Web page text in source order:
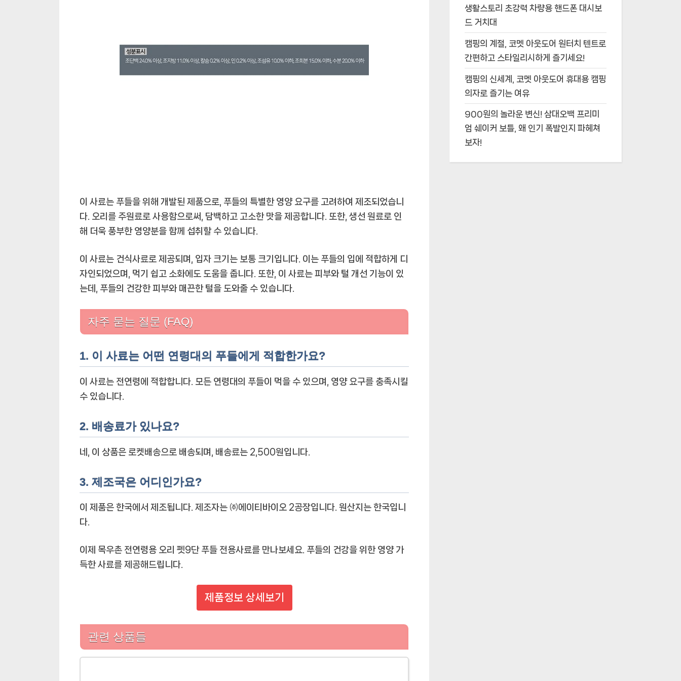
이 사료는 푸들을 위해 개발된 제품으로, 푸들의 특별한 영양 요구를 고려하여 제조되었습니
다. 오리를 주원료로 사용함으로써, 담백하고 고소한 맛을 제공합니다. 또한, 생선 원료로 인
해 더욱 풍부한 영양분을 함께 섭취할 수 있습니다.
이 사료는 건식사료로 제공되며, 입자 크기는 보통 크기입니다. 이는 푸들의 입에 적합하게 디
자인되었으며, 먹기 쉽고 소화에도 도움을 줍니다. 또한, 이 사료는 피부와 털 개선 기능이 있
는데, 푸들의 건강한 피부와 매끈한 털을 도와줄 수 있습니다.
자주 묻는 질문 (FAQ)
1. 이 사료는 어떤 연령대의 푸들에게 적합한가요?
이 사료는 전연령에 적합합니다. 모든 연령대의 푸들이 먹을 수 있으며, 영양 요구를 충족시킬
수 있습니다.
2. 배송료가 있나요?
네, 이 상품은 로켓배송으로 배송되며, 배송료는 2,500원입니다.
3. 제조국은 어디인가요?
이 제품은 한국에서 제조됩니다. 제조자는 ㈜에이티바이오 2공장입니다. 원산지는 한국입니
다.
이제 목우촌 전연령용 오리 펫9단 푸들 전용사료를 만나보세요. 푸들의 건강을 위한 영양 가
득한 사료를 제공해드립니다.
제품정보 상세보기
관련 상품들
생활스토리 초강력 차량용 핸드폰 대시보
드 거치대
캠핑의 계절, 코멧 아웃도어 원터치 텐트로
간편하고 스타일리시하게 즐기세요!
캠핑의 신세계, 코멧 아웃도어 휴대용 캠핑
의자로 즐기는 여유
900원의 놀라운 변신! 삼대오백 프리미
엄 쉐이커 보틀, 왜 인기 폭발인지 파헤쳐
보자!